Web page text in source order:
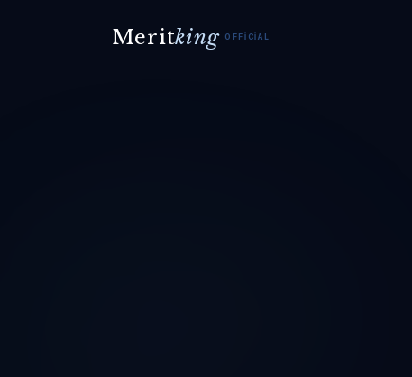
Meritking OFFICIAL